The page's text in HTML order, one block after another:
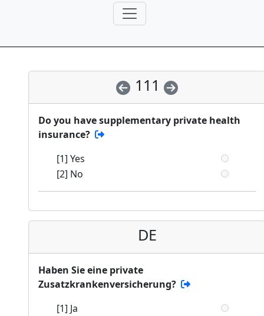
111
Do you have supplementary private health
insurance?
[1] Yes
[2] No
DE
Haben Sie eine private
Zusatzkrankenversicherung?
[1] Ja